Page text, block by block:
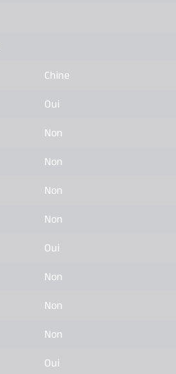
Chine
Oui
Non
Non
Non
Non
Oui
Non
Non
Non
Oui